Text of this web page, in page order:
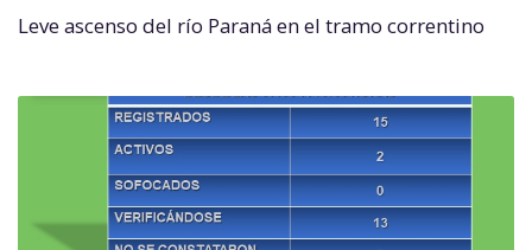
Leve ascenso del río Paraná en el tramo correntino